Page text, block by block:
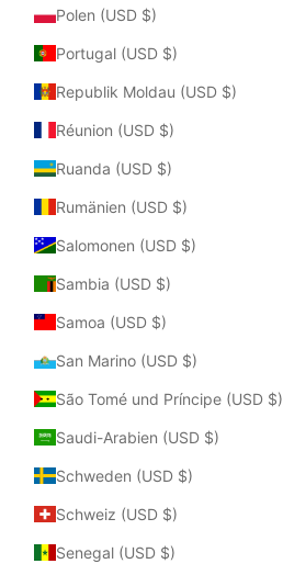
Polen (USD $)
Portugal (USD $)
Republik Moldau (USD $)
Réunion (USD $)
Ruanda (USD $)
Rumänien (USD $)
Salomonen (USD $)
Sambia (USD $)
Samoa (USD $)
San Marino (USD $)
São Tomé und Príncipe (USD $)
Saudi-Arabien (USD $)
Schweden (USD $)
Schweiz (USD $)
Senegal (USD $)